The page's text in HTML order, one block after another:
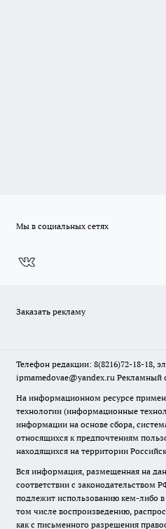
Мы в социальных сетях
Заказать рекламу
Телефон редакции: 8(8216)72-18-18,
ipmamedovae@yandex.ru Рекламный
На информационном ресурсе
технологии (информационные
информации на основе сбора,
относящихся к предпочтениям
находящихся на территории
Вся информация, размещенная на
соответствии с законодательством
подлежит использованию кем-либо
том числе воспроизведению,
как с письменного разрешения